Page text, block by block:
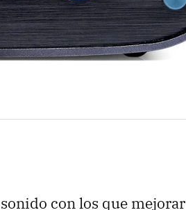
con los que mejorar